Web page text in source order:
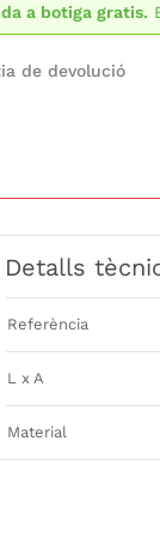
a botiga gratis.
de devolució
Detalls
Referència
L x A
Material